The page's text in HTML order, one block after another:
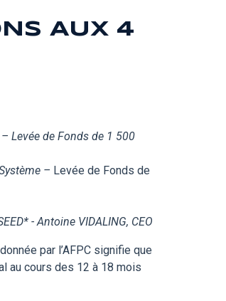
AUX 4
Levée de Fonds de 1 500
– Levée de Fonds de
- Antoine VIDALING, CEO
par l’AFPC signifie que
au cours des 12 à 18 mois